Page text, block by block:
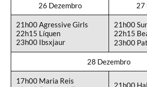
26 Dezembro 27
21h00 Agressive Girls
22h15 Líquen
23h00 Ibsxjaur
21h00
22h15
23h00
28 Dezembro
17h00 Maria Reis
21h00